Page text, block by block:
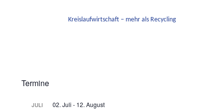
Kreislaufwirtschaft – mehr als Recycling
Termine
JULI 02. Juli - 12. August